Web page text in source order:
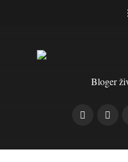
Bloger